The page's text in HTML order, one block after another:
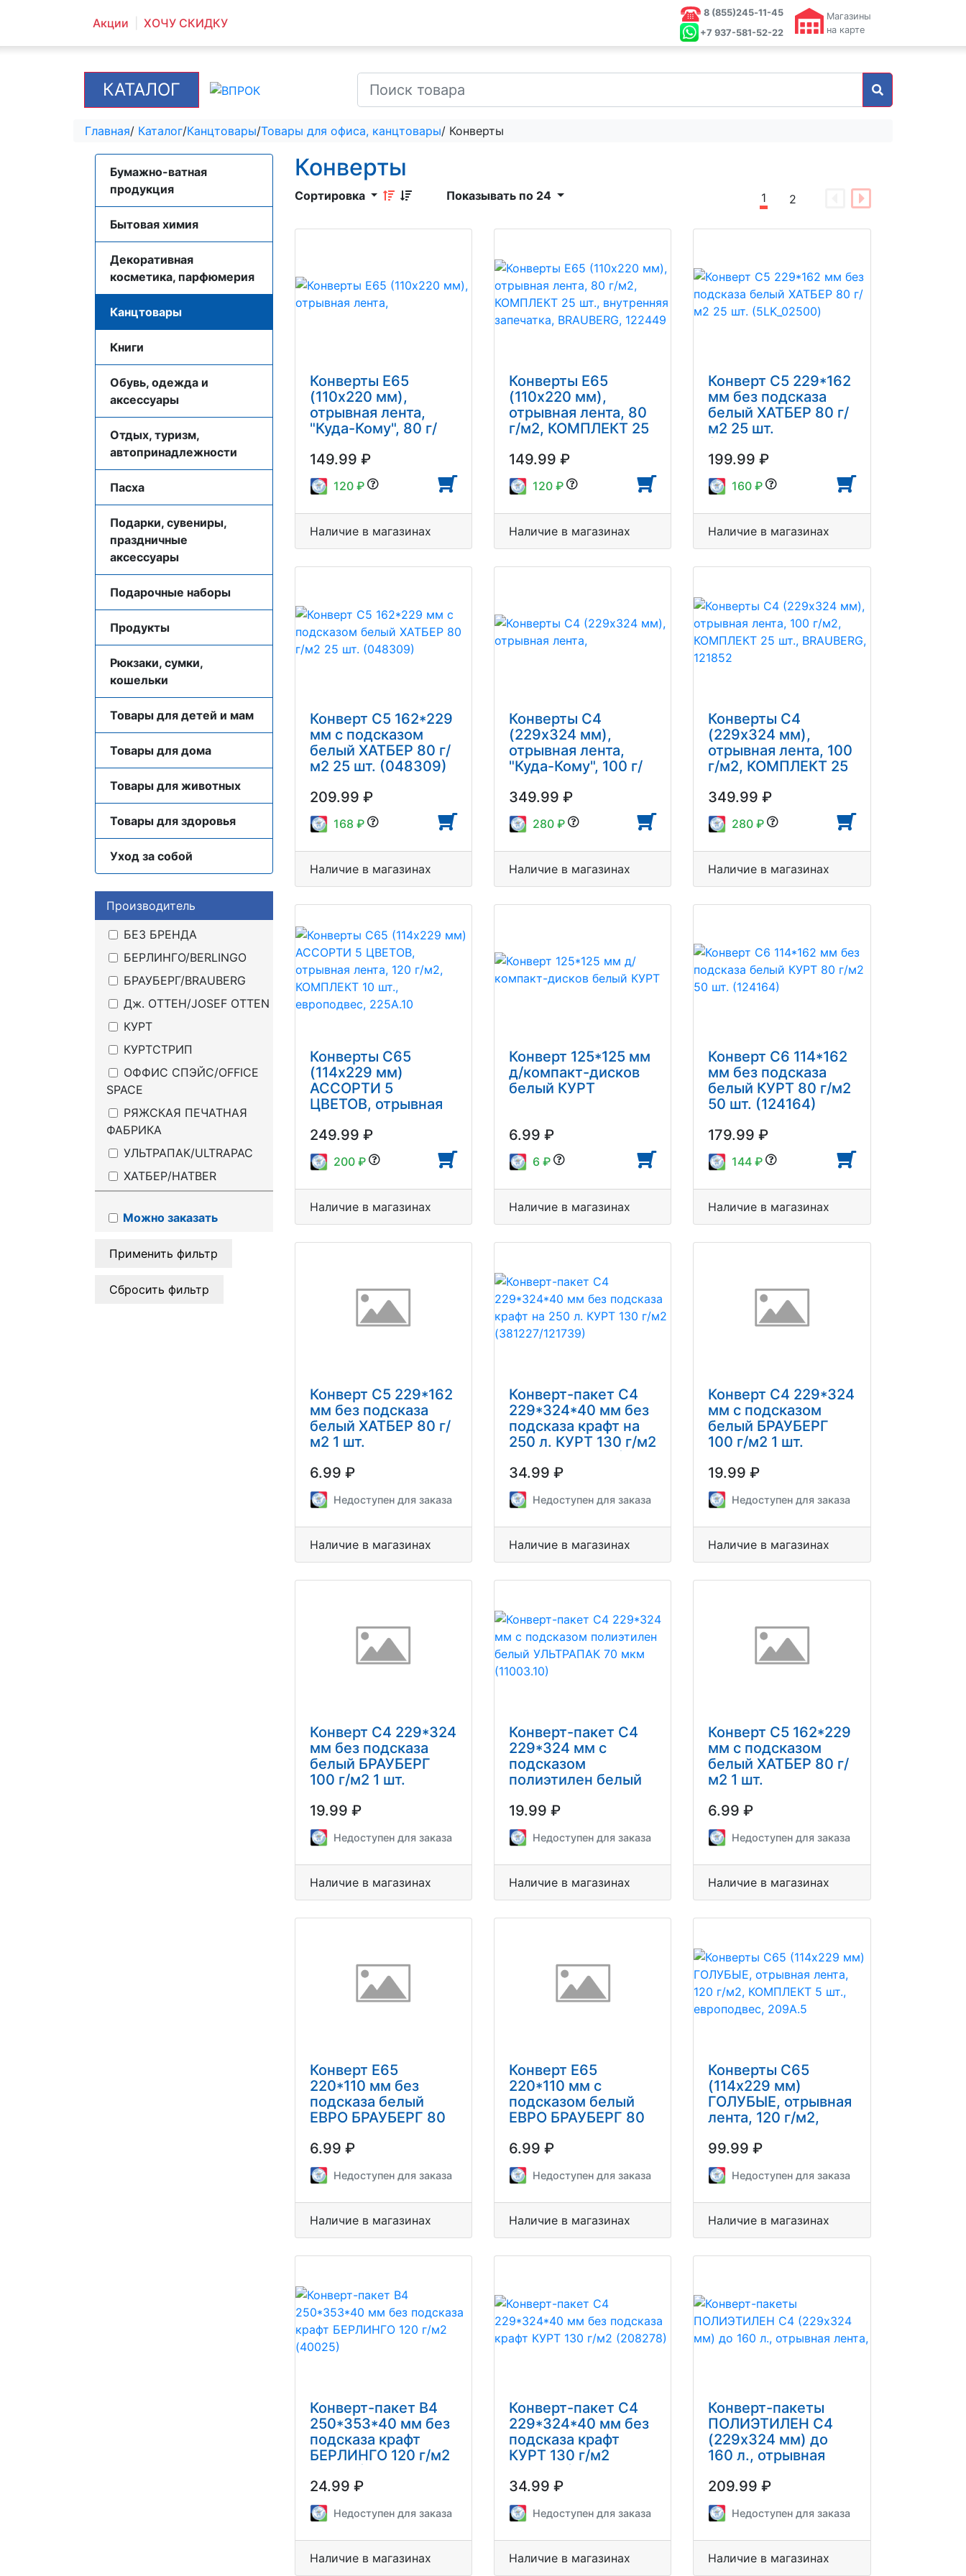
Акции ХОЧУ СКИДКУ
8 (855)245‑11-45
+7 937-581-52-22
Магазины
на карте
КАТАЛОГ
Главная/ Каталог/Канцтовары/Товары для офиса, канцтовары/ Конверты
Бумажно-ватная
продукция
Бытовая химия
Декоративная
косметика, парфюмерия
Канцтовары
Книги
Обувь, одежда и
аксессуары
Отдых, туризм,
автопринадлежности
Пасха
Подарки, сувениры,
праздничные
аксессуары
Подарочные наборы
Продукты
Рюкзаки, сумки,
кошельки
Товары для детей и мам
Товары для дома
Товары для животных
Товары для здоровья
Уход за собой
Производитель
БЕЗ БРЕНДА
БЕРЛИНГО/BERLINGO
БРАУБЕРГ/BRAUBERG
Дж. ОТТЕН/JOSEF OTTEN
КУРТ
КУРТСТРИП
ОФФИС СПЭЙС/OFFICE
SPACE
РЯЖСКАЯ ПЕЧАТНАЯ
ФАБРИКА
УЛЬТРАПАК/ULTRAPAC
ХАТБЕР/HATBER
Можно заказать
Применить фильтр
Сбросить фильтр
Конверты
Сортировка Показывать по 24 1 2
Конверты Е65
(110х220 мм),
отрывная лента,
"Куда-Кому", 80 г/
шт., внутренняя
запечатка,
BRAUBERG, 122450
149.99 ₽
120 ₽
Наличие в магазинах
Конверты Е65
(110х220 мм),
отрывная лента, 80
г/м2, КОМПЛЕКТ 25
запечатка,
BRAUBERG, 122449
149.99 ₽
120 ₽
Наличие в магазинах
Конверт С5 229*162
мм без подсказа
белый ХАТБЕР 80 г/
м2 25 шт.
199.99 ₽
160 ₽
Наличие в магазинах
Конверт С5 162*229
мм с подсказом
белый ХАТБЕР 80 г/
м2 25 шт. (048309)
209.99 ₽
168 ₽
Наличие в магазинах
Конверты С4
(229х324 мм),
отрывная лента,
"Куда-Кому", 100 г/
шт., BRAUBERG,
121853
349.99 ₽
280 ₽
Наличие в магазинах
Конверты С4
(229х324 мм),
отрывная лента, 100
г/м2, КОМПЛЕКТ 25
121852
349.99 ₽
280 ₽
Наличие в магазинах
Конверты С65
(114х229 мм)
АССОРТИ 5
ЦВЕТОВ, отрывная
КОМПЛЕКТ 10 шт.,
европодвес, 225А.10
249.99 ₽
200 ₽
Наличие в магазинах
Конверт 125*125 мм
д/компакт-дисков
белый КУРТ
6.99 ₽
6 ₽
Наличие в магазинах
Конверт С6 114*162
мм без подсказа
белый КУРТ 80 г/м2
50 шт. (124164)
179.99 ₽
144 ₽
Наличие в магазинах
Конверт С5 229*162
мм без подсказа
белый ХАТБЕР 80 г/
м2 1 шт.
6.99 ₽
Недоступен для заказа
Наличие в магазинах
Конверт-пакет С4
229*324*40 мм без
подсказа крафт на
250 л. КУРТ 130 г/м2
34.99 ₽
Недоступен для заказа
Наличие в магазинах
Конверт С4 229*324
мм с подсказом
белый БРАУБЕРГ
100 г/м2 1 шт.
19.99 ₽
Недоступен для заказа
Наличие в магазинах
Конверт С4 229*324
мм без подсказа
белый БРАУБЕРГ
100 г/м2 1 шт.
19.99 ₽
Недоступен для заказа
Наличие в магазинах
Конверт-пакет С4
229*324 мм с
подсказом
полиэтилен белый
(11003.10)
19.99 ₽
Недоступен для заказа
Наличие в магазинах
Конверт С5 162*229
мм с подсказом
белый ХАТБЕР 80 г/
м2 1 шт.
6.99 ₽
Недоступен для заказа
Наличие в магазинах
Конверт Е65
220*110 мм без
подсказа белый
ЕВРО БРАУБЕРГ 80
6.99 ₽
Недоступен для заказа
Наличие в магазинах
Конверт Е65
220*110 мм с
подсказом белый
ЕВРО БРАУБЕРГ 80
6.99 ₽
Недоступен для заказа
Наличие в магазинах
Конверты С65
(114х229 мм)
ГОЛУБЫЕ, отрывная
лента, 120 г/м2,
европодвес, 209А.5
99.99 ₽
Недоступен для заказа
Наличие в магазинах
Конверт-пакет В4
250*353*40 мм без
подсказа крафт
БЕРЛИНГО 120 г/м2
24.99 ₽
Недоступен для заказа
Наличие в магазинах
Конверт-пакет С4
229*324*40 мм без
подсказа крафт
КУРТ 130 г/м2
34.99 ₽
Недоступен для заказа
Наличие в магазинах
Конверт-пакеты
ПОЛИЭТИЛЕН С4
(229х324 мм) до
160 л., отрывная
КОМПЛЕКТ 10 шт.,
11003.10
209.99 ₽
Недоступен для заказа
Наличие в магазинах